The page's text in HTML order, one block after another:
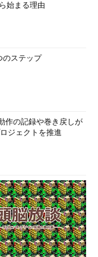
始まる理由
のステップ
作の記録や巻き戻しが
ジェクトを推進